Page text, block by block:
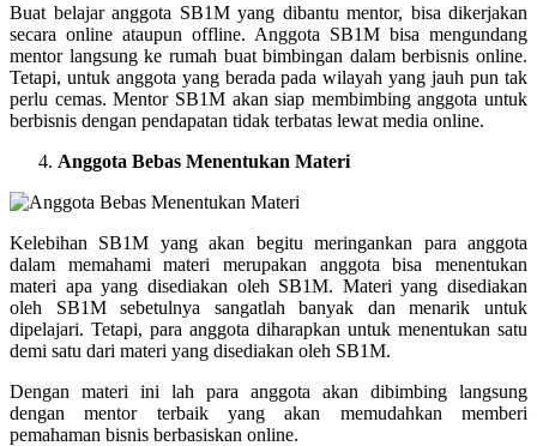
Buat belajar anggota SB1M yang dibantu mentor, bisa dikerjakan
secara online ataupun offline. Anggota SB1M bisa mengundang
mentor langsung ke rumah buat bimbingan dalam berbisnis online.
Tetapi, untuk anggota yang berada pada wilayah yang jauh pun tak
perlu cemas. Mentor SB1M akan siap membimbing anggota untuk
berbisnis dengan pendapatan tidak terbatas lewat media online.
Anggota Bebas Menentukan Materi
Kelebihan SB1M yang akan begitu meringankan para anggota
dalam memahami materi merupakan anggota bisa menentukan
materi apa yang disediakan oleh SB1M. Materi yang disediakan
oleh SB1M sebetulnya sangatlah banyak dan menarik untuk
dipelajari. Tetapi, para anggota diharapkan untuk menentukan satu
demi satu dari materi yang disediakan oleh SB1M.
Dengan materi ini lah para anggota akan dibimbing langsung
dengan mentor terbaik yang akan memudahkan memberi
pemahaman bisnis berbasiskan online.